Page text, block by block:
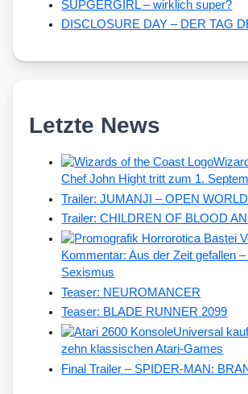
SUPGERGIRL – wirklich super?
DISCLOSURE DAY – DER TAG
Letzte News
Chef John Hight tritt zum 1.
Trailer: JUMANJI – OPEN WORLD
Trailer: CHILDREN OF BLOOD
Kommentar: Aus der Zeit gefallen
Sexismus
Teaser: NEUROMANCER
Teaser: BLADE RUNNER 2099
Universal
zehn klassischen Atari-Games
Final Trailer – SPIDER-MAN: